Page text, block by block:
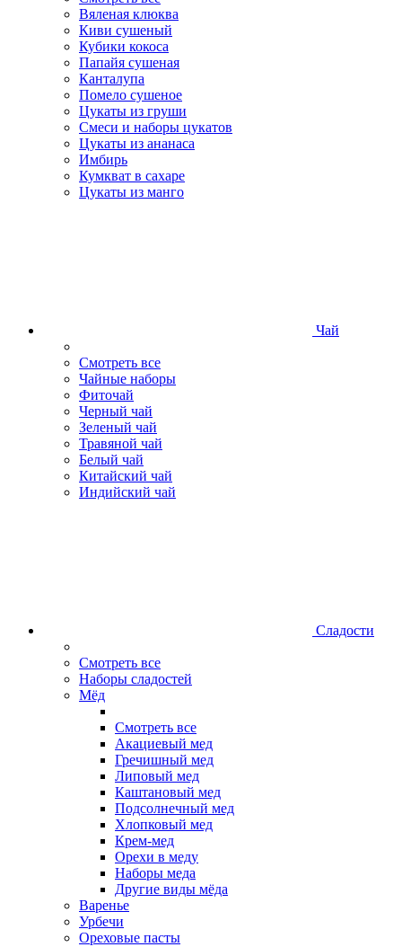
Вяленая клюква
Киви сушеный
Кубики кокоса
Папайя сушеная
Канталупа
Помело сушеное
Цукаты из груши
Смеси и наборы цукатов
Цукаты из ананаса
Имбирь
Кумкват в сахаре
Цукаты из манго
Чай
Смотреть все
Чайные наборы
Фиточай
Черный чай
Зеленый чай
Травяной чай
Белый чай
Китайский чай
Индийский чай
Сладости
Смотреть все
Наборы сладостей
Мёд
Смотреть все
Акациевый мед
Гречишный мед
Липовый мед
Каштановый мед
Подсолнечный мед
Хлопковый мед
Крем-мед
Орехи в меду
Наборы меда
Другие виды мёда
Варенье
Урбечи
Ореховые пасты